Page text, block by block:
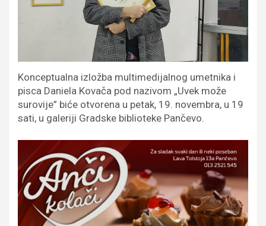
Konceptualna izložba multimedijalnog umetnika i
pisca Daniela Kovača pod nazivom „Uvek može
surovije” biće otvorena u petak, 19. novembra, u 19
sati, u galeriji Gradske biblioteke Pančevo.